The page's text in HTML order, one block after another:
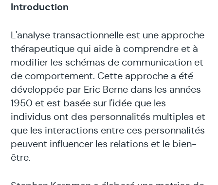
Introduction
L'analyse transactionnelle est une approche
thérapeutique qui aide à comprendre et à
modifier les schémas de communication et
de comportement. Cette approche a été
développée par Eric Berne dans les années
1950 et est basée sur l'idée que les
individus ont des personnalités multiples et
que les interactions entre ces personnalités
peuvent influencer les relations et le bien-
être.